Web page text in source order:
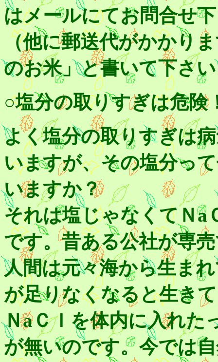
はメールにてお問合せ
（他に郵送代がかか
のお米」と書いて下さ
○塩分の取りすぎは危険
よく塩分の取りすぎは
いますが、その塩分っ
いますか？
それは塩じゃなくてＮa
です。昔ある公社が専
人間は元々海から生ま
が足りなくなると生き
ＮaＣｌを体内に入れた
が無いのです。今では